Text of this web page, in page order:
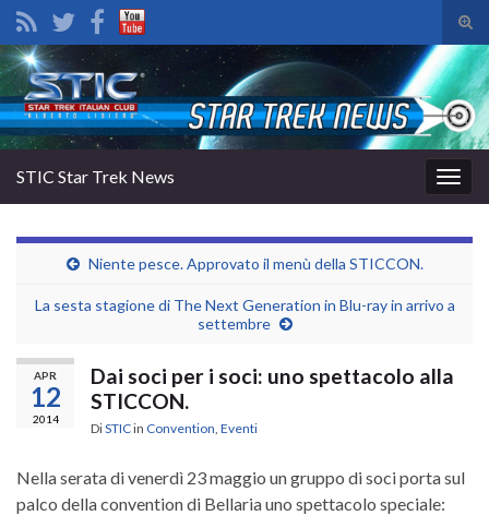
il
di
Search for:
la
STIC Star Trek News
Niente pesce. Approvato il menù della STICCON.
La sesta stagione di The Next Generation in Blu-ray in arrivo a
settembre
APR
12
2014
Dai soci per i soci: uno spettacolo alla
STICCON.
DiSTICin Convention Eventi
Nella serata di venerdì 23 maggio un gruppo di soci porta sul
palco della convention di Bellaria uno spettacolo speciale: